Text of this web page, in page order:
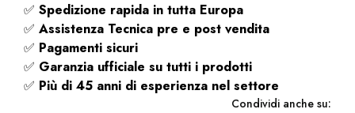
✅ Spedizione rapida in tutta Europa
✅ Assistenza Tecnica pre e post vendita
✅ Pagamenti sicuri
✅ Garanzia ufficiale su tutti i prodotti
✅ Più di 45 anni di esperienza nel settore
Condividi anche su: